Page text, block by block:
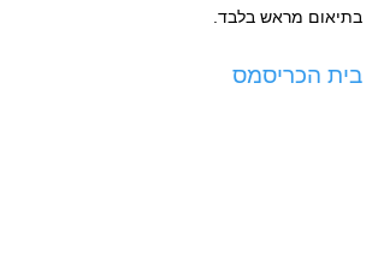
בתיאום מראש בלבד.
בית הכריסמס